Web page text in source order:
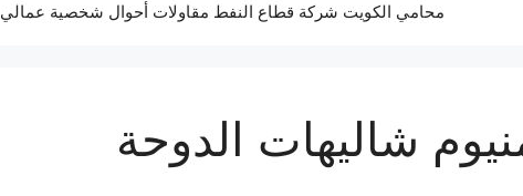
محامي الكويت شركة قطاع النفط مقاولات أحوال شخصية عمالي
شاليهات الدوحة